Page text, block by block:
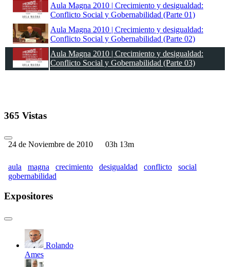
Aula Magna 2010 | Crecimiento y desigualdad:
Conflicto Social y Gobernabilidad (Parte 01)
Aula Magna 2010 | Crecimiento y desigualdad:
Conflicto Social y Gobernabilidad (Parte 02)
Aula Magna 2010 | Crecimiento y desigualdad:
Conflicto Social y Gobernabilidad (Parte 03)
365 Vistas
24 de Noviembre de 2010 03h 13m
aula magna crecimiento desigualdad conflicto
social
gobernabilidad
Expositores
Rolando
Ames